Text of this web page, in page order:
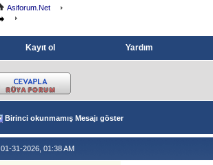
Asiforum.Net
Kayıt ol Yardım
Birinci okunmamış Mesajı göster
01-31-2026, 01:38 AM